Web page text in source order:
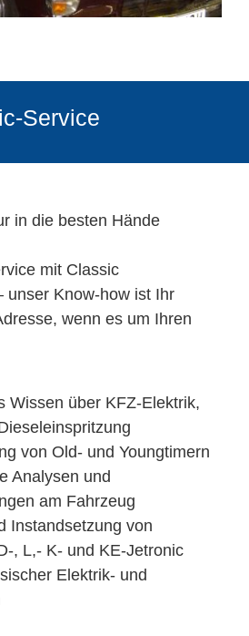
Service
in die besten Hände
mit Classic
unser Know-how ist Ihr
wenn es um Ihren
Wissen über KFZ-Elektrik,
von Old- und Youngtimern
Analysen und
am Fahrzeug
Instandsetzung von
, L,- K- und KE-Jetronic
Elektrik- und